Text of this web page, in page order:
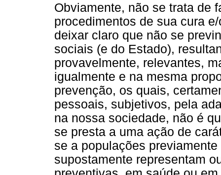
Obviamente, não se trata de
procedimentos de sua cura
deixar claro que não se
sociais (e do Estado),
provavelmente, relevantes,
igualmente e na mesma
prevenção, os quais,
pessoais, subjetivos, pela
na nossa sociedade, não é
se presta a uma ação de
se a populações
supostamente representam